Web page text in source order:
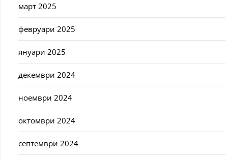
март 2025
февруари 2025
януари 2025
декември 2024
ноември 2024
октомври 2024
септември 2024